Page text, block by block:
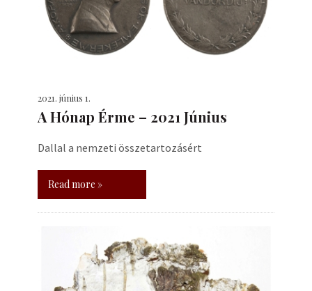
2021. június 1.
A Hónap Érme – 2021 Június
Dallal a nemzeti összetartozásért
Read more »